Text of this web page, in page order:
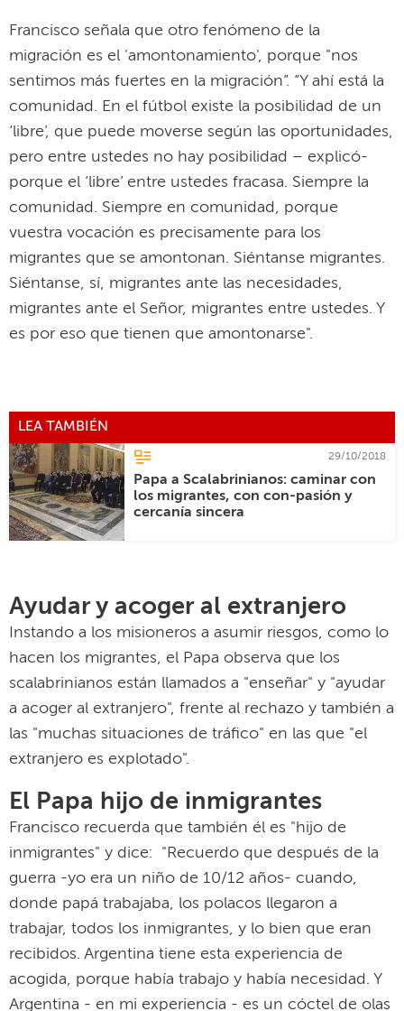
Francisco señala que otro fenómeno de la
migración es el 'amontonamiento', porque "nos
sentimos más fuertes en la migración”. “Y ahí está la
comunidad. En el fútbol existe la posibilidad de un
‘libre’, que puede moverse según las oportunidades,
pero entre ustedes no hay posibilidad – explicó-
porque el ‘libre’ entre ustedes fracasa. Siempre la
comunidad. Siempre en comunidad, porque
vuestra vocación es precisamente para los
migrantes que se amontonan. Siéntanse migrantes.
Siéntanse, sí, migrantes ante las necesidades,
migrantes ante el Señor, migrantes entre ustedes. Y
es por eso que tienen que amontonarse".
LEA TAMBIÉN
29/10/2018
Papa a Scalabrinianos: caminar con
los migrantes, con con-pasión y
cercanía sincera
Ayudar y acoger al extranjero
Instando a los misioneros a asumir riesgos, como lo
hacen los migrantes, el Papa observa que los
scalabrinianos están llamados a "enseñar" y "ayudar
a acoger al extranjero", frente al rechazo y también a
las "muchas situaciones de tráfico" en las que "el
extranjero es explotado".
El Papa hijo de inmigrantes
Francisco recuerda que también él es "hijo de
inmigrantes" y dice: "Recuerdo que después de la
guerra -yo era un niño de 10/12 años- cuando,
donde papá trabajaba, los polacos llegaron a
trabajar, todos los inmigrantes, y lo bien que eran
recibidos. Argentina tiene esta experiencia de
acogida, porque había trabajo y había necesidad. Y
Argentina - en mi experiencia - es un cóctel de olas